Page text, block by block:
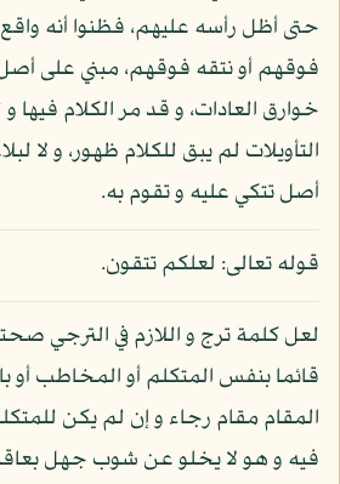
حتى أظل رأسه عليهم، فظنوا أنه
فوقهم أو نتقه فوقهم، مبني على
خوارق العادات، و قد مر الكلام فيها
التأويلات لم يبق للكلام ظهور، و لا
أصل تتكي عليه و تقوم به.
قوله تعالى: لعلكم تتقون.
لعل كلمة ترج و اللازم في الترجي
قائما بنفس المتكلم أو المخاطب أو
المقام مقام رجاء و إن لم يكن
فيه و هو لا يخلو عن شوب جهل